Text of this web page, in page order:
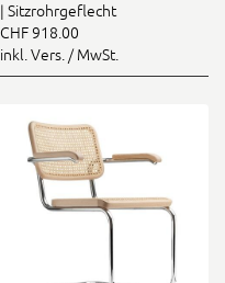
| Sitzrohrgeflecht
CHF 918.00
inkl. Vers. / MwSt.